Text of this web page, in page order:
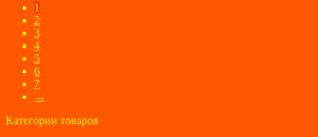
1
2
3
4
5
6
7
→
Категории товаров